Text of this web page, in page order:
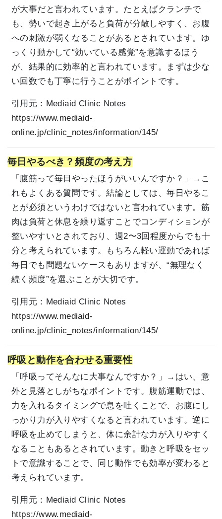
が大事だと言われています。たとえばクランチで
も、勢いで起き上がると負荷が分散しやすく、お腹
への刺激が弱くなることがあるとされています。ゆ
っくり動かして“効いている感覚”を意識するほう
が、結果的に効率的と言われています。まずは少な
い回数でも丁寧に行うことがポイントです。
引用元： Mediaid Clinic Notes
https://www.mediaid-
online.jp/clinic_notes/information/145/
毎日やるべき？頻度の考え方
「腹筋って毎日やったほうがいいんですか？」→こ
れもよくある質問です。結論としては、毎日やるこ
とが必須というわけではないと言われています。筋
肉は負荷と休息を繰り返すことでコンディションが
整いやすいとされており、週2〜3回程度からでも十
分と考えられています。もちろん軽い運動であれば
毎日でも問題ないケースもありますが、“無理なく
続く頻度”を選ぶことが大切です。
引用元： Mediaid Clinic Notes
https://www.mediaid-
online.jp/clinic_notes/information/145/
呼吸と動作を合わせる重要性
「呼吸ってそんなに大事なんですか？」→はい、意
外と見落としがちなポイントです。腹筋運動では、
力を入れるタイミングで息を吐くことで、お腹にし
っかり力が入りやすくなると言われています。逆に
呼吸を止めてしまうと、体に余計な力が入りやすく
なることもあるとされています。動きと呼吸をセッ
トで意識することで、同じ動作でも効率が変わると
考えられています。
引用元： Mediaid Clinic Notes
https://www.mediaid-